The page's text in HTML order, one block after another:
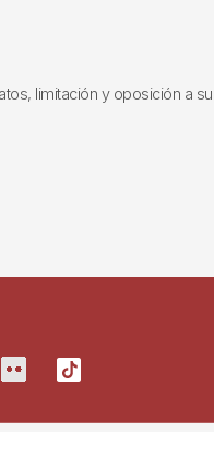
limitación y oposición a